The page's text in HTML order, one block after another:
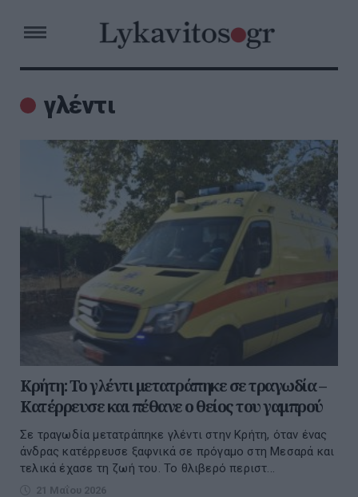
γλέντι
Κρήτη: Το γλέντι μετατράπηκε σε τραγωδία –
Κατέρρευσε και πέθανε ο θείος του γαμπρού
Σε τραγωδία μετατράπηκε γλέντι στην Κρήτη, όταν ένας
άνδρας κατέρρευσε ξαφνικά σε πρόγαμο στη Μεσαρά και
τελικά έχασε τη ζωή του. Το θλιβερό περιστ...
21 Μαΐου 2026